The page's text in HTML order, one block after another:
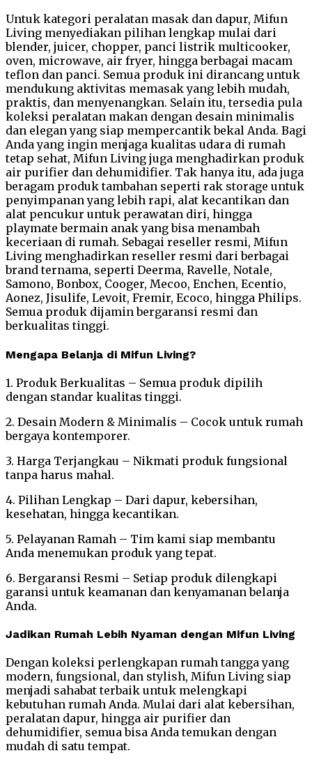
Untuk kategori peralatan masak dan dapur, Mifun
Living menyediakan pilihan lengkap mulai dari
blender, juicer, chopper, panci listrik multicooker,
oven, microwave, air fryer, hingga berbagai macam
teflon dan panci. Semua produk ini dirancang untuk
mendukung aktivitas memasak yang lebih mudah,
praktis, dan menyenangkan. Selain itu, tersedia pula
koleksi peralatan makan dengan desain minimalis
dan elegan yang siap mempercantik bekal Anda. Bagi
Anda yang ingin menjaga kualitas udara di rumah
tetap sehat, Mifun Living juga menghadirkan produk
air purifier dan dehumidifier. Tak hanya itu, ada juga
beragam produk tambahan seperti rak storage untuk
penyimpanan yang lebih rapi, alat kecantikan dan
alat pencukur untuk perawatan diri, hingga
playmate bermain anak yang bisa menambah
keceriaan di rumah. Sebagai reseller resmi, Mifun
Living menghadirkan reseller resmi dari berbagai
brand ternama, seperti Deerma, Ravelle, Notale,
Samono, Bonbox, Cooger, Mecoo, Enchen, Ecentio,
Aonez, Jisulife, Levoit, Fremir, Ecoco, hingga Philips.
Semua produk dijamin bergaransi resmi dan
berkualitas tinggi.
Mengapa Belanja di Mifun Living?
1. Produk Berkualitas – Semua produk dipilih
dengan standar kualitas tinggi.
2. Desain Modern & Minimalis – Cocok untuk rumah
bergaya kontemporer.
3. Harga Terjangkau – Nikmati produk fungsional
tanpa harus mahal.
4. Pilihan Lengkap – Dari dapur, kebersihan,
kesehatan, hingga kecantikan.
5. Pelayanan Ramah – Tim kami siap membantu
Anda menemukan produk yang tepat.
6. Bergaransi Resmi – Setiap produk dilengkapi
garansi untuk keamanan dan kenyamanan belanja
Anda.
Jadikan Rumah Lebih Nyaman dengan Mifun Living
Dengan koleksi perlengkapan rumah tangga yang
modern, fungsional, dan stylish, Mifun Living siap
menjadi sahabat terbaik untuk melengkapi
kebutuhan rumah Anda. Mulai dari alat kebersihan,
peralatan dapur, hingga air purifier dan
dehumidifier, semua bisa Anda temukan dengan
mudah di satu tempat.